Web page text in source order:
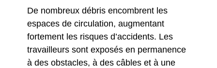
De nombreux débris encombrent les
espaces de circulation, augmentant
fortement les risques d’accidents. Les
travailleurs sont exposés en permanence
à des obstacles, à des câbles et à une